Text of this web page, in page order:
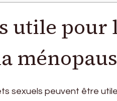
utile pour
sexuels peuvent être